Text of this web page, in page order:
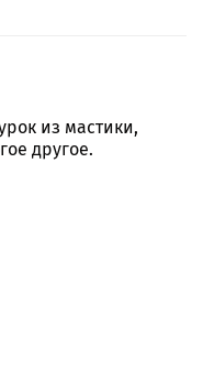
из мастики,
другое.